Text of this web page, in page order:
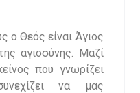
ο Θεός είναι Άγιος
αγιοσύνης. Μαζί
που γνωρίζει
να μας